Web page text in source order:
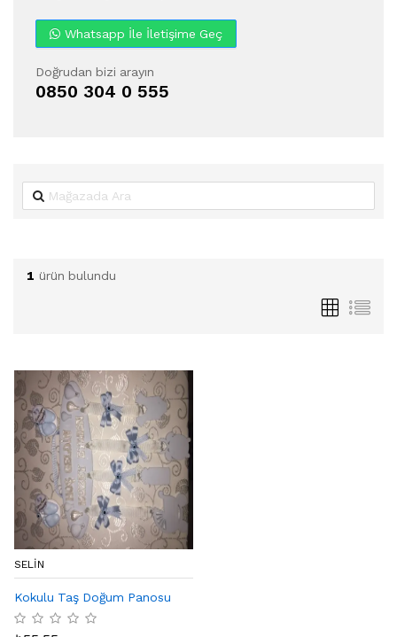
Whatsapp İle İletişime Geç
Doğrudan bizi arayın
0850 304 0 555
1 ürün bulundu
SELIN
Kokulu Taş Doğum Panosu